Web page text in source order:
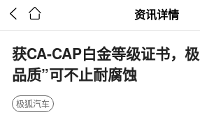
  资讯详情
获CA-CAP白金等级证书，
品质”可不止耐腐蚀
极狐汽车